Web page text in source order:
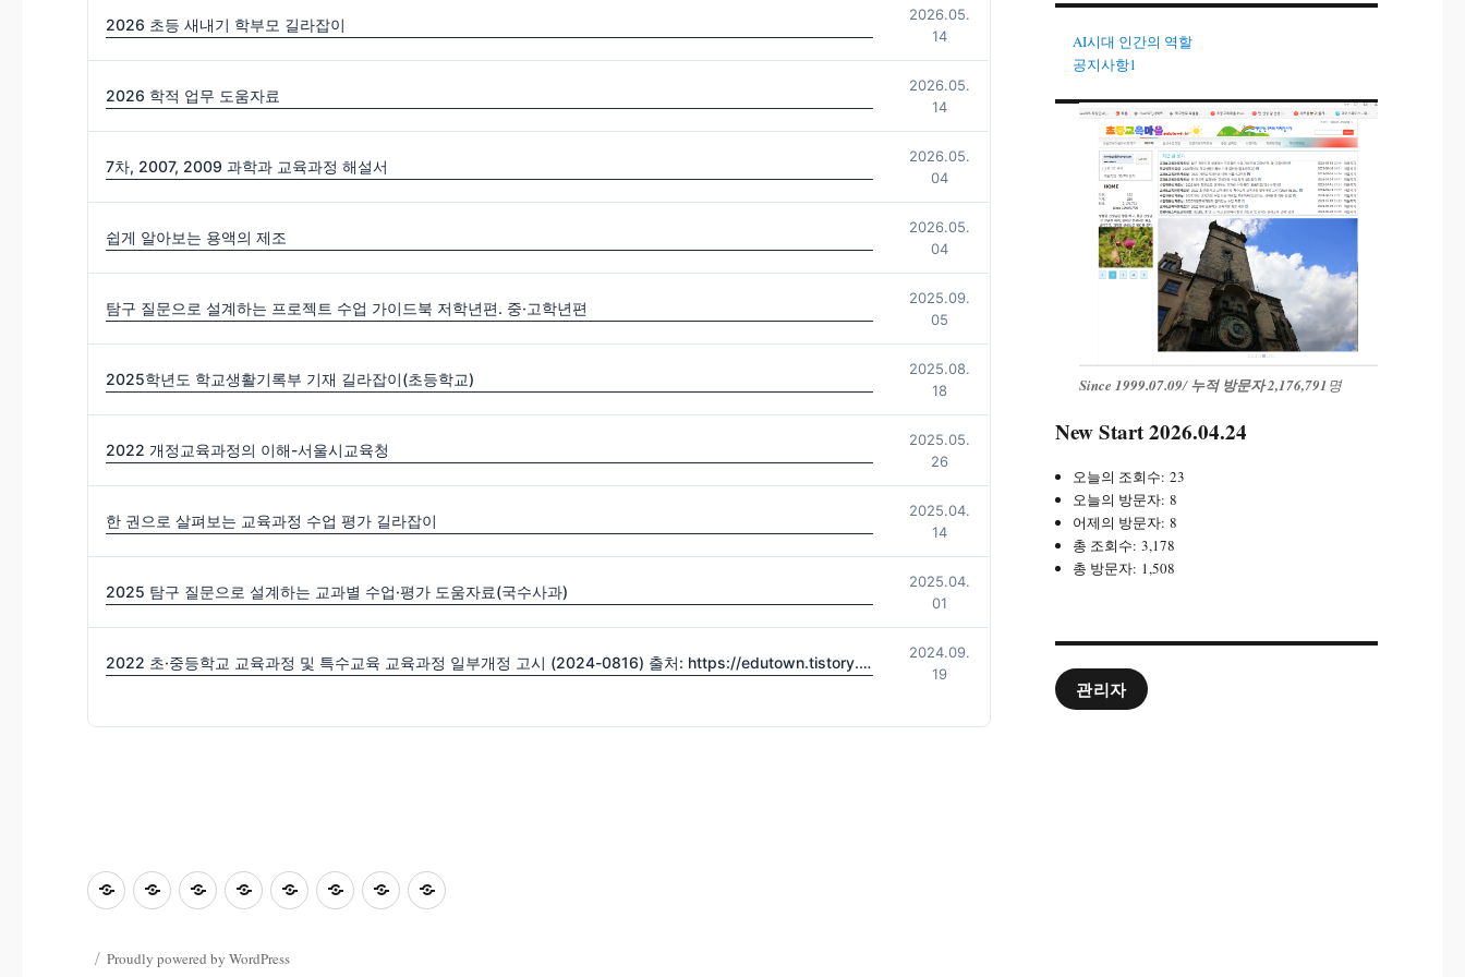
2026 초등 새내기 학부모 길라잡이
2026.05.
14
2026 학적 업무 도움자료
2026.05.
14
7차, 2007, 2009 과학과 교육과정 해설서
2026.05.
04
쉽게 알아보는 용액의 제조
2026.05.
04
탐구 질문으로 설계하는 프로젝트 수업 가이드북 저학년편. 중·고학년편
2025.09.
05
2025학년도 학교생활기록부 기재 길라잡이(초등학교)
2025.08.
18
2022 개정교육과정의 이해-서울시교육청
2025.05.
26
한 권으로 살펴보는 교육과정 수업 평가 길라잡이
2025.04.
14
2025 탐구 질문으로 설계하는 교과별 수업·평가 도움자료(국수사과)
2025.04.
01
2022 초·중등학교 교육과정 및 특수교육 교육과정 일부개정 고시 (2024-0816) 출처: https://edutown.tistory.com/1594 [초등교육마을2:티스토리]
2024.09.
19
AI시대 인간의 역할
공지사항1
Since 1999.07.09/누적 방문자 2,176,791명
New Start 2026.04.24
오늘의 조회수:23
오늘의 방문자:8
어제의 방문자:8
총 조회수:3,178
총 방문자: 1,508
관리자
초
홈
좋
과
좋
사
자
학
Proudly powered by WordPress